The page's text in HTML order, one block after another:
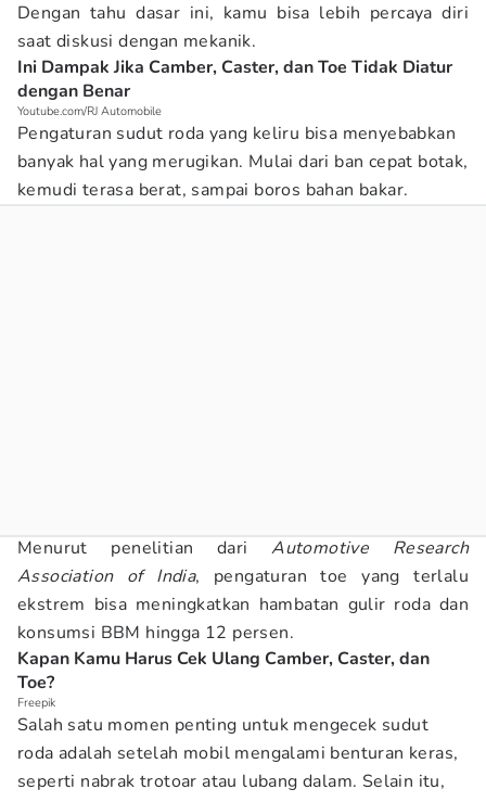
Dengan tahu dasar ini, kamu bisa lebih percaya diri
saat diskusi dengan mekanik.
Ini Dampak Jika Camber, Caster, dan Toe Tidak Diatur
dengan Benar
Youtube.com/RJ Automobile
Pengaturan sudut roda yang keliru bisa menyebabkan
banyak hal yang merugikan. Mulai dari ban cepat botak,
kemudi terasa berat, sampai boros bahan bakar.
Menurut penelitian dariAutomotive Research
Association of India, pengaturan toe yang terlalu
ekstrem bisa meningkatkan hambatan gulir roda dan
konsumsi BBM hingga 12 persen.
Kapan Kamu Harus Cek Ulang Camber, Caster, dan
Toe?
Freepik
Salah satu momen penting untuk mengecek sudut
roda adalah setelah mobil mengalami benturan keras,
seperti nabrak trotoar atau lubang dalam. Selain itu,